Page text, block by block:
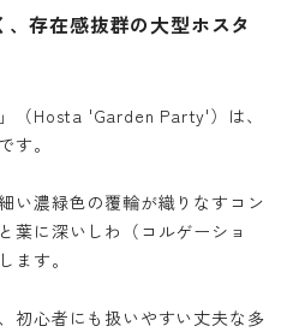
存在感抜群の大型ホスタ
（Hosta 'Garden Party'）は、
す。
い濃緑色の覆輪が織りなすコン
葉に深いしわ（コルゲーショ
ます。
初心者にも扱いやすい丈夫な多